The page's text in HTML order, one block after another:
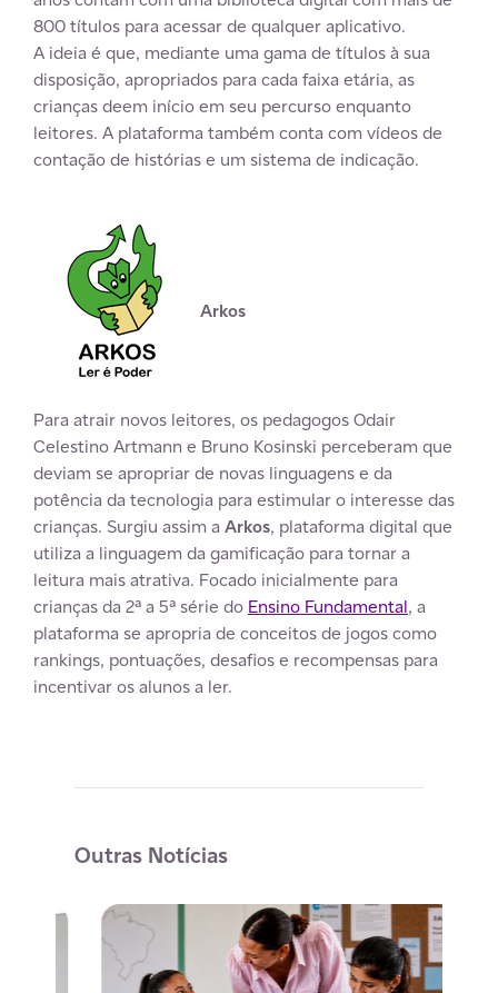
800 títulos para acessar de qualquer aplicativo.
A ideia é que, mediante uma gama de títulos à sua
disposição, apropriados para cada faixa etária, as
crianças deem início em seu percurso enquanto
leitores. A plataforma também conta com vídeos de
contação de histórias e um sistema de indicação.
Arkos
Para atrair novos leitores, os pedagogos Odair
Celestino Artmann e Bruno Kosinski perceberam que
deviam se apropriar de novas linguagens e da
potência da tecnologia para estimular o interesse das
crianças. Surgiu assim a Arkos, plataforma digital que
utiliza a linguagem da gamificação para tornar a
leitura mais atrativa. Focado inicialmente para
crianças da 2ª a 5ª série do Ensino Fundamental, a
plataforma se apropria de conceitos de jogos como
rankings, pontuações, desafios e recompensas para
incentivar os alunos a ler.
Outras Notícias